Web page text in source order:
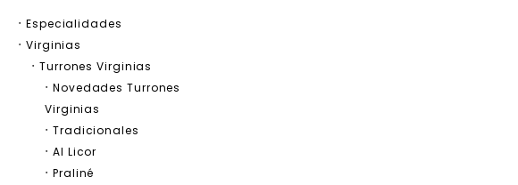
Especialidades
Virginias
Turrones Virginias
Novedades Turrones
Virginias
Tradicionales
Al Licor
Praliné